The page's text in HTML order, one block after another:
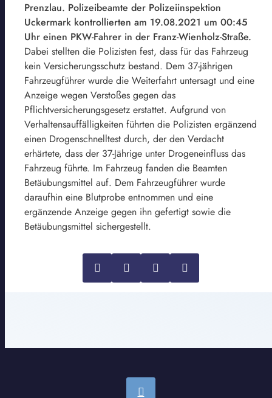
Prenzlau. Polizeibeamte der Polizeiinspektion
Uckermark kontrollierten am 19.08.2021 um 00:45
Uhr einen PKW-Fahrer in der Franz-Wienholz-Straße.
Dabei stellten die Polizisten fest, dass für das Fahrzeug
kein Versicherungsschutz bestand. Dem 37-jährigen
Fahrzeugführer wurde die Weiterfahrt untersagt und eine
Anzeige wegen Verstoßes gegen das
Pflichtversicherungsgesetz erstattet. Aufgrund von
Verhaltensauffälligkeiten führten die Polizisten ergänzend
einen Drogenschnelltest durch, der den Verdacht
erhärtete, dass der 37-Jährige unter Drogeneinfluss das
Fahrzeug führte. Im Fahrzeug fanden die Beamten
Betäubungsmittel auf. Dem Fahrzeugführer wurde
daraufhin eine Blutprobe entnommen und eine
ergänzende Anzeige gegen ihn gefertigt sowie die
Betäubungsmittel sichergestellt.